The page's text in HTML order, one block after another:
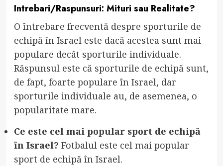
Intrebari/Raspunsuri: Mituri sau Realitate?
O întrebare frecventă despre sporturile de
echipă în Israel este dacă acestea sunt mai
populare decât sporturile individuale.
Răspunsul este că sporturile de echipă sunt,
de fapt, foarte populare în Israel, dar
sporturile individuale au, de asemenea, o
popularitate mare.
Ce este cel mai popular sport de echipă
în Israel? Fotbalul este cel mai popular
sport de echipă în Israel.